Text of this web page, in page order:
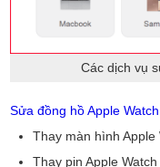
Các dịch vụ
Sửa đồng hồ Apple Watch
Thay màn hình Apple
Thay pin Apple Watch